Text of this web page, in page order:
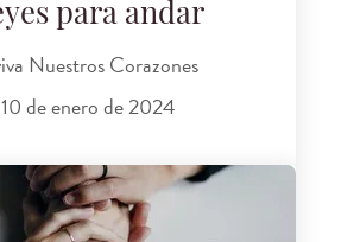
para andar
Nuestros Corazones
10 de enero de 2024